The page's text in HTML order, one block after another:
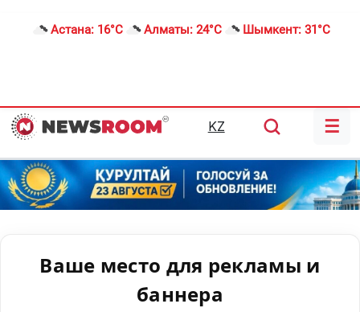
Астана: 16°C Алматы: 24°C Шымкент: 31°C
KZ ☰
Ваше место для рекламы и
баннера